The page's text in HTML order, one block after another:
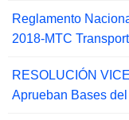
Reglamento
2018-MTC
RESOLUCIÓN
Aprueban Bases